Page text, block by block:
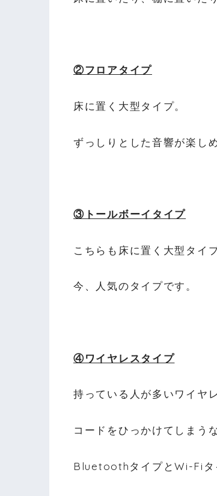
②フロアタイプ
床に置く大型タイプ。
ずっしりとした音響が楽し
③トールボーイタイプ
こちらも床に置く大型タイ
今、人気のタイプです。
④ワイヤレスタイプ
持っている人が多いワイヤ
コードをひっかけてしまう
BluetoothタイプとWi-Fiタ